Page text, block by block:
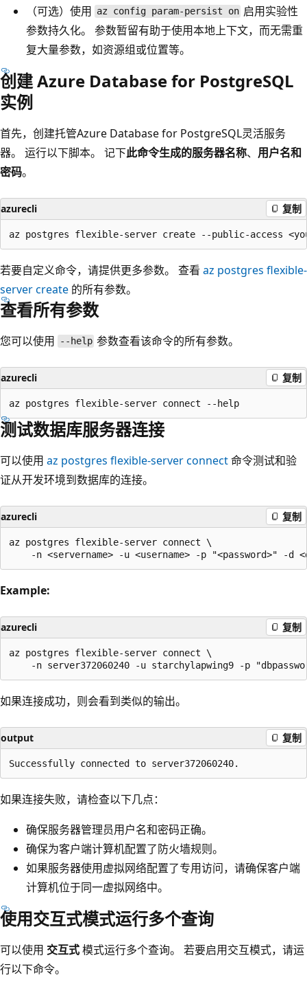
（可选）使用 az config param-persist on 启用实验性
参数持久化。 参数暂留有助于使用本地上下文，而无需重
复大量参数，如资源组或位置等。
创建 Azure Database for PostgreSQL
实例
首先，创建托管Azure Database for PostgreSQL灵活服务
器。 运行以下脚本。 记下此命令生成的服务器名称、 用户名和
密码。
azurecli 复制
若要自定义命令，请提供更多参数。 查看 az postgres flexible-
server create 的所有参数。
查看所有参数
您可以使用 --help 参数查看该命令的所有参数。
azurecli 复制
测试数据库服务器连接
可以使用 az postgres flexible-server connect命令测试和验
证从开发环境到数据库的连接。
azurecli 复制
az postgres flexible-server connect \
Example:
azurecli 复制
az postgres flexible-server connect \
如果连接成功，则会看到类似的输出。
output 复制
如果连接失败，请检查以下几点：
确保服务器管理员用户名和密码正确。
确保为客户端计算机配置了防火墙规则。
如果服务器使用虚拟网络配置了专用访问，请确保客户端
计算机位于同一虚拟网络中。
使用交互式模式运行多个查询
可以使用 交互式模式运行多个查询。 若要启用交互模式，请运
行以下命令。